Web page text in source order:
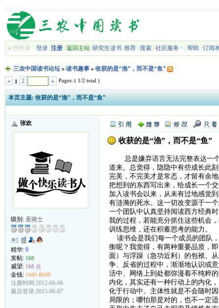
»您尚未 登录 注册| 返回主站| 研究生读书| 推荐| 搜索| 社区服务 帮助 订阅
三农中国读书论坛» 读书趣事» 收获的是“渔”，而不是“鱼”
«
1 2 » Pages: ( 1/2 total )
本页主题: 收获的是“渔”，而不是“鱼”
张欢
级别: 圣骑士
精华: 0
发帖: 168
威望: 168 点
金钱: 1680 RMB
注册时间:2012-06-06
最后登录:2015-06-07
收获的是“渔”，而不是“鱼”
总是嫌弃语言无法完整表达一个
道来。总觉得，隐隐中有些成长此
完美，不完美才是常态，才留有余
把想到的东西写出来，给成长一个
加入读书会以来，从未有过地感觉
有涟漪的死水。这一切改变源于一
一个团队中认真坚持阅读西方经典
我的过程，若能充分抓住这些机会
训练思维，还在积蓄思考的能力。
读书会是我们每一个成员的团队
衡呢？我觉得，有两种重要品质，
面）与浮躁（急功近利）的包袱。
争、反省的过程中，渐渐地认识或
活中、网络上到处都弥漫着不纯粹
内化，其实还有一种行动上的内化
化于行动中。主体性就是不会随时
局限的；哪怕那是对的，也不一定